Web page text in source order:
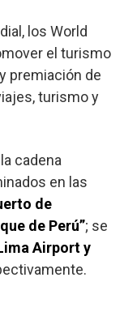
los World
el turismo
premiación de
turismo y
cadena
en las
de
de Perú”; se
Airport y